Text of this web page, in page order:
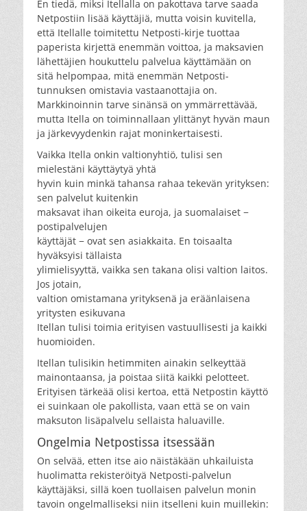
En tiedä, miksi Itellalla on pakottava tarve saada
Netpostiin lisää käyttäjiä, mutta voisin kuvitella,
että Itellalle toimitettu Netposti-kirje tuottaa
paperista kirjettä enemmän voittoa, ja maksavien
lähettäjien houkuttelu palvelua käyttämään on
sitä helpompaa, mitä enemmän Netposti-
tunnuksen omistavia vastaanottajia on.
Markkinoinnin tarve sinänsä on ymmärrettävää,
mutta Itella on toiminnallaan ylittänyt hyvän maun
ja järkevyydenkin rajat moninkertaisesti.
Vaikka Itella onkin valtionyhtiö, tulisi sen
mielestäni käyttäytyä yhtä
hyvin kuin minkä tahansa rahaa tekevän yrityksen:
sen palvelut kuitenkin
maksavat ihan oikeita euroja, ja suomalaiset −
postipalvelujen
käyttäjät − ovat sen asiakkaita. En toisaalta
hyväksyisi tällaista
ylimielisyyttä, vaikka sen takana olisi valtion laitos.
Jos jotain,
valtion omistamana yrityksenä ja eräänlaisena
yritysten esikuvana
Itellan tulisi toimia erityisen vastuullisesti ja kaikki
huomioiden.
Itellan tulisikin hetimmiten ainakin selkeyttää
mainontaansa, ja poistaa siitä kaikki pelotteet.
Erityisen tärkeää olisi kertoa, että Netpostin käyttö
ei suinkaan ole pakollista, vaan että se on vain
maksuton lisäpalvelu sellaista haluaville.
Ongelmia Netpostissa itsessään
On selvää, etten itse aio näistäkään uhkailuista
huolimatta rekisteröityä Netposti-palvelun
käyttäjäksi, sillä koen tuollaisen palvelun monin
tavoin ongelmalliseksi niin itselleni kuin muillekin: